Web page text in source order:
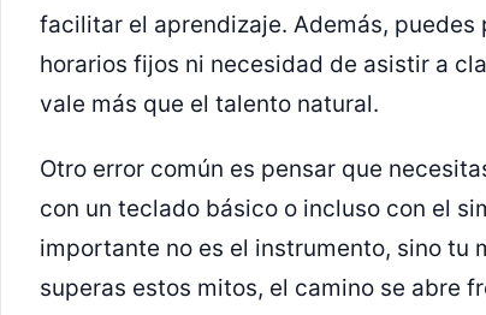
facilitar el aprendizaje. Además,
horarios fijos ni necesidad de asistir a
vale más que el talento natural.
Otro error común es pensar que
con un teclado básico o incluso con el
importante no es el instrumento, sino tu
superas estos mitos, el camino se abre